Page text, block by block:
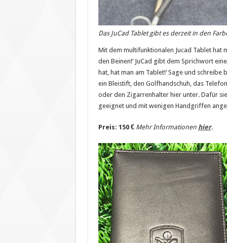
Das JuCad Tablet gibt es derzeit in den
Mit dem multifunktionalen Jucad Tablet hat
den Beinen!‘ JuCad gibt dem Sprichwort
hat, hat man am Tablet!‘ Sage und
ein Bleistift, den Golfhandschuh, das
oder den Zigarrenhalter hier unter. Dafür
geeignet und mit wenigen Handgriffen
Preis: 150 € Mehr Informationen hier.